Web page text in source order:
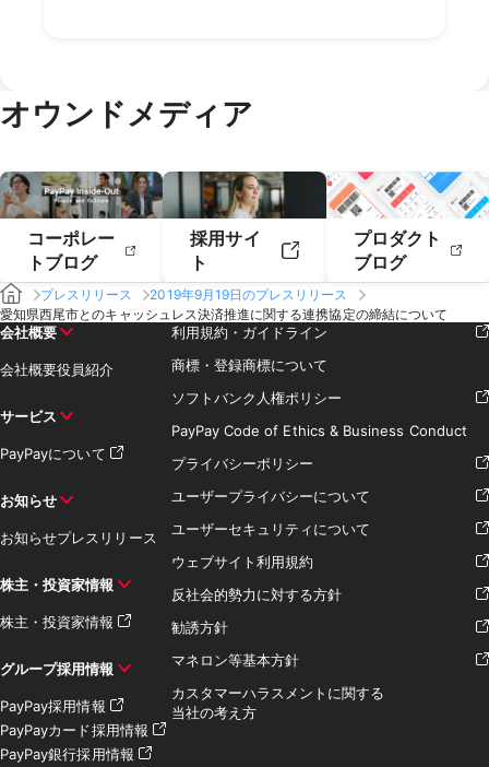
2019年2月
2019年1月
オウンドメディア
コーポレー
トブログ
採用サイ
ト
プロダクト
ブログ
プレスリリース
2019年9月19日のプレスリリース
愛知県西尾市とのキャッシュレス決済推進に関する連携協定の締結について
会社概要
会社概要役員紹介
サービス
PayPayについて
お知らせ
お知らせプレスリリース
株主・投資家情報
株主・投資家情報
グループ採用情報
PayPay採用情報
PayPayカード採用情報
PayPay銀行採用情報
利用規約・ガイドライン
商標・登録商標について
ソフトバンク人権ポリシー
PayPay Code of Ethics & Business Conduct
プライバシーポリシー
ユーザープライバシーについて
ユーザーセキュリティについて
ウェブサイト利用規約
反社会的勢力に対する方針
勧誘方針
マネロン等基本方針
カスタマーハラスメントに関する
当社の考え方